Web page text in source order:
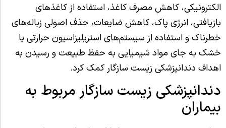
الکترونیکی، کاهش مصرف کاغذ، استفاده از کاغذهای
بازیافتی، انرژی پاک، کاهش ضایعات، حذف اصولی زباله‌های
خطرناک و استفاده از سیستم‌های استریلیزاسیون حرارتی یا
خشک به جای مواد شیمیایی به حفظ طبیعت و رسیدن به
اهداف دندانپزشکی زیست سازگار کمک کرد.
دندانپزشکی زیست سازگار مربوط به
بیماران